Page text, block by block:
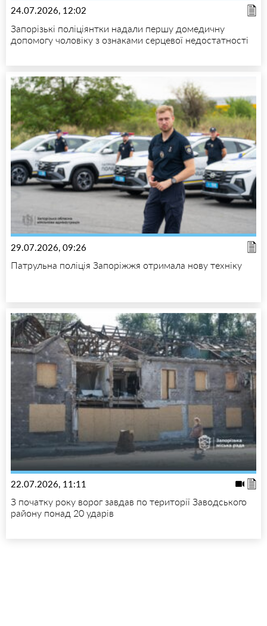
24.07.2026, 12:02
Запорізькі поліціянтки надали першу домедичну
допомогу чоловіку з ознаками серцевої недостатності
29.07.2026, 09:26
Патрульна поліція Запоріжжя отримала нову техніку
22.07.2026, 11:11
З початку року ворог завдав по території Заводського
району понад 20 ударів